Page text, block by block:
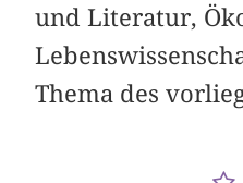
und Literatur,
Thema des